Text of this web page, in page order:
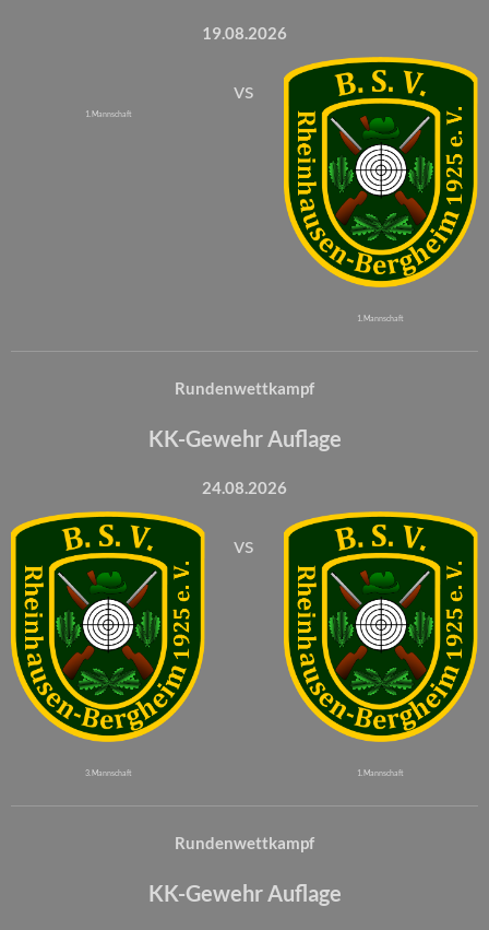
19.08.2026
1. Mannschaft
vs
1. Mannschaft
Rundenwettkampf
KK-Gewehr Auflage
24.08.2026
3. Mannschaft
vs
1. Mannschaft
Rundenwettkampf
KK-Gewehr Auflage